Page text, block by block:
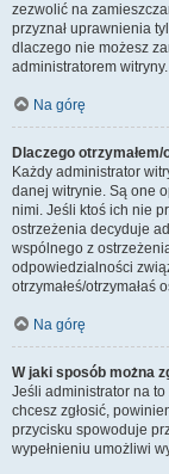
zezwolić na
przyznał uprawnienia
dlaczego nie możesz
administratorem witryny.
Na górę
Dlaczego
Każdy administrator
danej witrynie. Są one
nimi. Jeśli ktoś ich nie
ostrzeżenia decyduje
wspólnego z
odpowiedzialności
otrzymałeś/otrzymałaś
Na górę
W jaki sposób można
Jeśli administrator na
chcesz zgłosić,
przycisku spowoduje
wypełnieniu umożliwi